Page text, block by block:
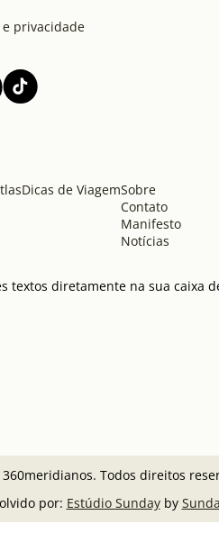
privacidade
Dicas de ViagemSobre
Contato
Manifesto
Notícias
textos diretamente na sua caixa
Todos direitos
por: Estúdio Sundayby